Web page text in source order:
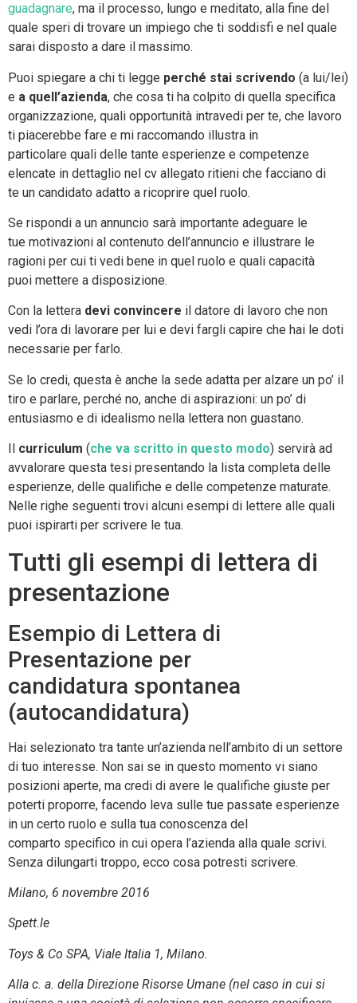
guadagnare, ma il processo, lungo e meditato, alla fine del
quale speri di trovare un impiego che ti soddisfi e nel quale
sarai disposto a dare il massimo.
Puoi spiegare a chi ti legge perché stai scrivendo (a lui/lei)
e a quell’azienda, che cosa ti ha colpito di quella specifica
organizzazione, quali opportunità intravedi per te, che lavoro
ti piacerebbe fare e mi raccomando illustra in
particolare quali delle tante esperienze e competenze
elencate in dettaglio nel cv allegato ritieni che facciano di
te un candidato adatto a ricoprire quel ruolo.
Se rispondi a un annuncio sarà importante adeguare le
tue motivazioni al contenuto dell’annuncio e illustrare le
ragioni per cui ti vedi bene in quel ruolo e quali capacità
puoi mettere a disposizione.
Con la lettera devi convincere il datore di lavoro che non
vedi l’ora di lavorare per lui e devi fargli capire che hai le doti
necessarie per farlo.
Se lo credi, questa è anche la sede adatta per alzare un po’ il
tiro e parlare, perché no, anche di aspirazioni: un po’ di
entusiasmo e di idealismo nella lettera non guastano.
curriculum (che va scritto in questo modo) servirà ad
avvalorare questa tesi presentando la lista completa delle
esperienze, delle qualifiche e delle competenze maturate.
Nelle righe seguenti trovi alcuni esempi di lettere alle quali
puoi ispirarti per scrivere le tua.
Tutti gli esempi di lettera di
presentazione
Esempio di Lettera di
Presentazione per
candidatura spontanea
(autocandidatura)
Hai selezionato tra tante un’azienda nell’ambito di un settore
di tuo interesse. Non sai se in questo momento vi siano
posizioni aperte, ma credi di avere le qualifiche giuste per
poterti proporre, facendo leva sulle tue passate esperienze
in un certo ruolo e sulla tua conoscenza del
comparto specifico in cui opera l’azienda alla quale scrivi.
Senza dilungarti troppo, ecco cosa potresti scrivere.
Milano, 6 novembre 2016
Spett.le
Toys & Co SPA, Viale Italia 1, Milano.
Alla c. a. della Direzione Risorse Umane (nel caso in cui si